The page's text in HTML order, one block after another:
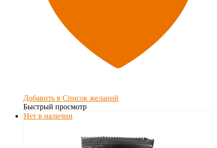
Добавить в Список желаний
Быстрый просмотр
Нет в наличии